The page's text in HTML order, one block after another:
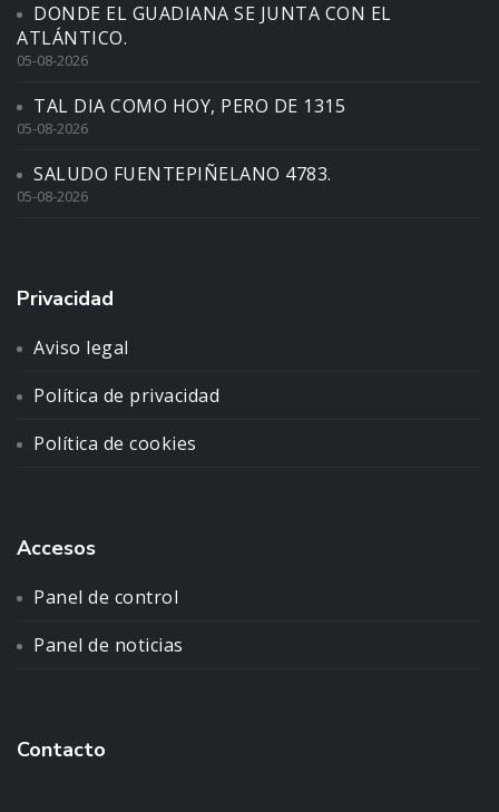
DONDE EL GUADIANA SE JUNTA CON EL
ATLÁNTICO.
05-08-2026
TAL DIA COMO HOY, PERO DE 1315
05-08-2026
SALUDO FUENTEPIÑELANO 4783.
05-08-2026
Privacidad
Aviso legal
Política de privacidad
Política de cookies
Accesos
Panel de control
Panel de noticias
Contacto